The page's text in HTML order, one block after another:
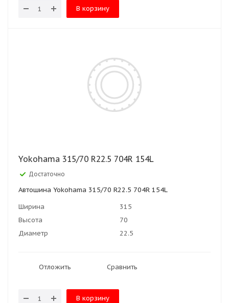
В корзину
Yokohama 315/70 R22.5 704R 154L
Достаточно
Автошина Yokohama 315/70 R22.5 704R 154L
Ширина
315
Высота
70
Диаметр
22.5
Отложить Сравнить
В корзину